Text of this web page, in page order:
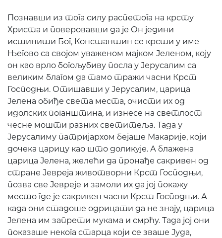
Познавши из тога силу распетога на крсту
Христа и поверовавши да је Он једини
истинити Бог, Константин се крсти у име
Његово са својом уваженом мајком Јеленом, коју
он као врло богољубиву посла у Јерусалим са
великим благом да тамо тражи часни Крст
Господњи. Отишавши у Јерусалим, царица
Јелена обиђе света места, очисти их од
идолских поганштина, и изнесе на светлост
чесне мошти разних светитеља. Тада у
Јерусалиму патријархом бејаше Макарије, који
дочека царицу као што доликује. А блажена
царица Јелена, желећи да пронађе сакривен од
стране Јевреја животворни Крст Господњи,
позва све Јевреје и замоли их да јој покажу
место где је сакривен часни Крст Господњи. А
када они стадоше одрицати да не знају, царица
Јелена им запрети мукама и смрћу. Тада јој они
показаше некога старца који се зваше Јуда,